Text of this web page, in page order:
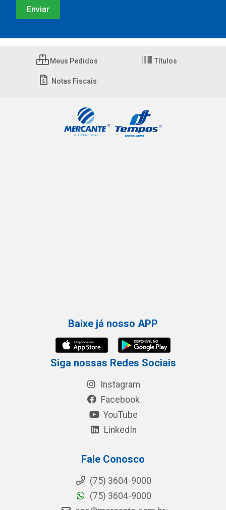
Meus Pedidos Títulos
Notas Fiscais
Baixe já nosso APP
Siga nossas Redes Sociais
Instagram
Facebook
YouTube
LinkedIn
Fale Conosco
(75) 3604-9000
(75) 3604-9000